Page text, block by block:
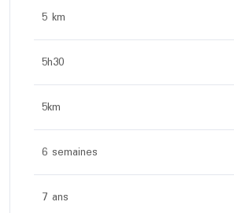
5 km
5h30
5km
6 semaines
7 ans